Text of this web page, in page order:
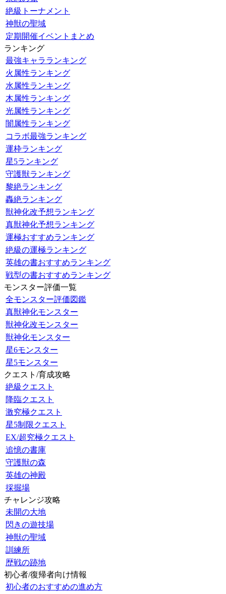
絶級トーナメント
神獣の聖域
定期開催イベントまとめ
ランキング
最強キャラランキング
火属性ランキング
水属性ランキング
木属性ランキング
光属性ランキング
闇属性ランキング
コラボ最強ランキング
運枠ランキング
星5ランキング
守護獣ランキング
黎絶ランキング
轟絶ランキング
獣神化改予想ランキング
真獣神化予想ランキング
運極おすすめランキング
絶級の運極ランキング
英雄の書おすすめランキング
戦型の書おすすめランキング
モンスター評価一覧
全モンスター評価図鑑
真獣神化モンスター
獣神化改モンスター
獣神化モンスター
星6モンスター
星5モンスター
クエスト/育成攻略
絶級クエスト
降臨クエスト
激究極クエスト
星5制限クエスト
EX/超究極クエスト
追憶の書庫
守護獣の森
英雄の神殿
採掘場
チャレンジ攻略
未開の大地
閃きの遊技場
神獣の聖域
訓練所
歴戦の跡地
初心者/復帰者向け情報
初心者のおすすめの進め方